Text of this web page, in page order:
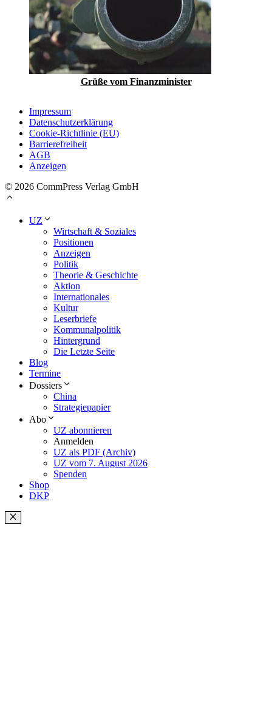
Grüße vom Finanzminister
Impressum
Datenschutzerklärung
Cookie-Richtlinie (EU)
Barrierefreiheit
AGB
Anzeigen
© 2026 CommPress Verlag GmbH
UZ
Wirtschaft & Soziales
Positionen
Anzeigen
Politik
Theorie & Geschichte
Aktion
Internationales
Kultur
Leserbriefe
Kommunalpolitik
Hintergrund
Die Letzte Seite
Blog
Termine
Dossiers
China
Strategiepapier
Abo
UZ abonnieren
Anmelden
UZ als PDF (Archiv)
UZ vom 7. August 2026
Spenden
Shop
DKP
Schließen